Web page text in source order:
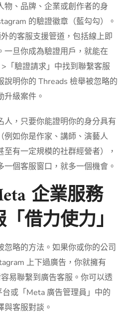
物、品牌、企業或創作者的身
的驗證徽章（藍勾勾）。
的客服支援管道，包括線上即
一旦你成為驗證用戶，就能在
>「驗證請求」中找到聯繫客服
說明你的 Threads 檢舉被忽略的
升級案件。
人，只要你能證明你的身分具有
例如你是作家、講師、演藝人
有一定規模的社群經營者），
個客服窗口，就多一個機會。
企業服務
借力使力」
忽略的方法。如果你或你的公司
上下過廣告，你就擁有
易聯繫到廣告客服。你可以透
或「Meta 廣告管理員」中的
與客服對談。